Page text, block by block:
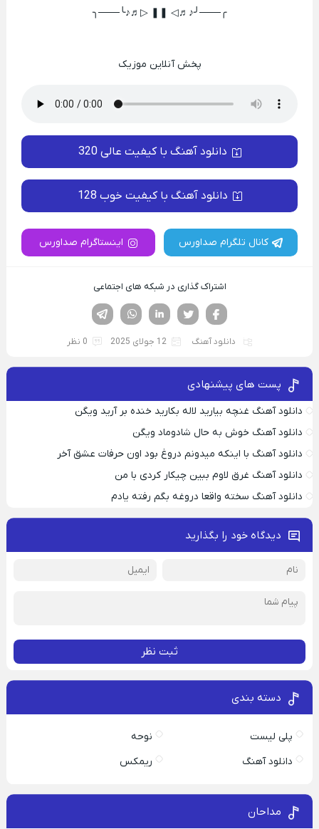
╭───╯♪♬◁ ❚❚ ▷♬♪╰───╮
پخش آنلاین موزیک
دانلود آهنگ با کیفیت عالی 320
دانلود آهنگ با کیفیت خوب 128
کانال تلگرام صداورس اینستاگرام صداورس
اشتراک گذاری در شبکه های اجتماعی
لینکدین تویتر
فیسوک
دانلود آهنگ 12 جولای 2025 0 نظر
پست های پیشنهادی
دانلود آهنگ غنچه بیارید لاله بکارید خنده بر آرید ویگن
دانلود آهنگ خوش به حال شادوماد ویگن
دانلود آهنگ با اینکه میدونم دروغ بود اون حرفات عشق آخر
دانلود آهنگ غرق لاوم ببین چیکار کردی با من
دانلود آهنگ سخته واقعا دروغه بگم رفته یادم
دیدگاه خود را بگذارید
ثبت نظر
دسته بندی
پلی لیست
نوحه
دانلود آهنگ
ریمکس
مداحان